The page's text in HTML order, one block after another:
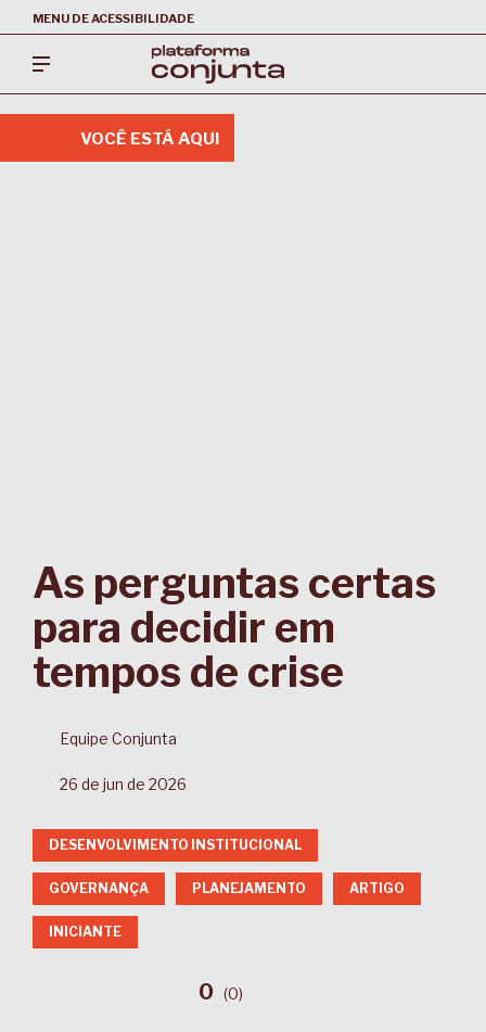
MENU DE ACESSIBILIDADE
VOCÊ ESTÁ AQUI
As perguntas certas
para decidir em
tempos de crise
Equipe Conjunta
26 de jun de 2026
DESENVOLVIMENTO INSTITUCIONAL
GOVERNANÇA PLANEJAMENTO ARTIGO
INICIANTE
0 (0)